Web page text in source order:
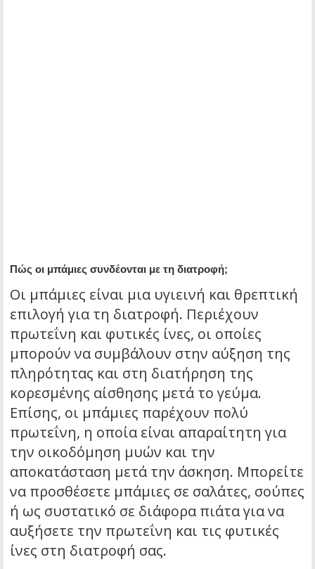
Πώς οι μπάμιες συνδέονται με τη διατροφή;
Οι μπάμιες είναι μια υγιεινή και θρεπτική
επιλογή για τη διατροφή. Περιέχουν
πρωτεΐνη και φυτικές ίνες, οι οποίες
μπορούν να συμβάλουν στην αύξηση της
πληρότητας και στη διατήρηση της
κορεσμένης αίσθησης μετά το γεύμα.
Επίσης, οι μπάμιες παρέχουν πολύ
πρωτεΐνη, η οποία είναι απαραίτητη για
την οικοδόμηση μυών και την
αποκατάσταση μετά την άσκηση. Μπορείτε
να προσθέσετε μπάμιες σε σαλάτες, σούπες
ή ως συστατικό σε διάφορα πιάτα για να
αυξήσετε την πρωτεΐνη και τις φυτικές
ίνες στη διατροφή σας.